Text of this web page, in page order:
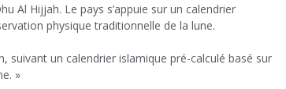
Al Hijjah. Le pays s’appuie sur un calendrier
physique traditionnelle de la lune.
suivant un calendrier islamique pré-calculé basé sur
»